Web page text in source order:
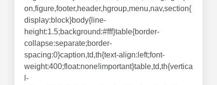
on,figure,footer,header,hgroup,menu,nav,section{
display:block}body{line-
height:1.5;background:#fff}table{border-
collapse:separate;border-
spacing:0}caption,td,th{text-align:left;font-
weight:400;float:none!important}table,td,th{vertica
l-